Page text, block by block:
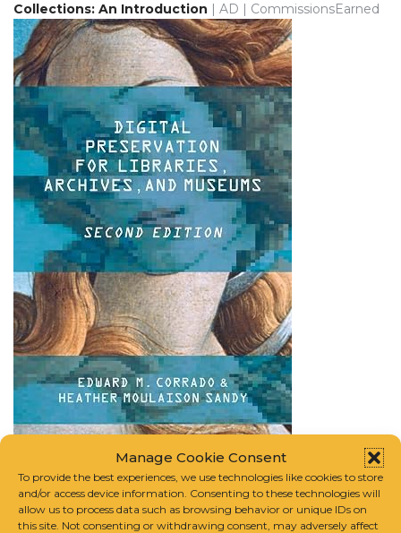
Manage Cookie Consent
To provide the best experiences, we use technologies like cookies to store
and/or access device information. Consenting to these technologies will
allow us to process data such as browsing behavior or unique IDs on
this site. Not consenting or withdrawing consent, may adversely affect
Collections: An Introduction | AD | CommissionsEarned
Digital Preservation for Libraries, Archives, and
| AD | CommissionsEarned